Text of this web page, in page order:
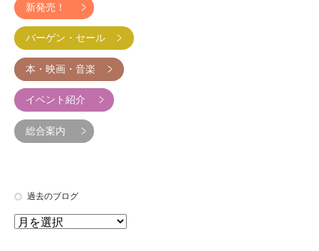
新発売！
バーゲン・セール
本・映画・音楽
イベント紹介
総合案内
過去のブログ